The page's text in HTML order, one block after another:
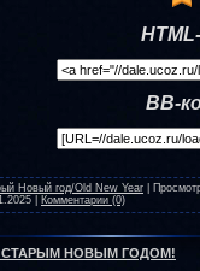
BB-
Новый год/Old New Year
Комментарии (0)
НОВЫМ ГОДОМ!